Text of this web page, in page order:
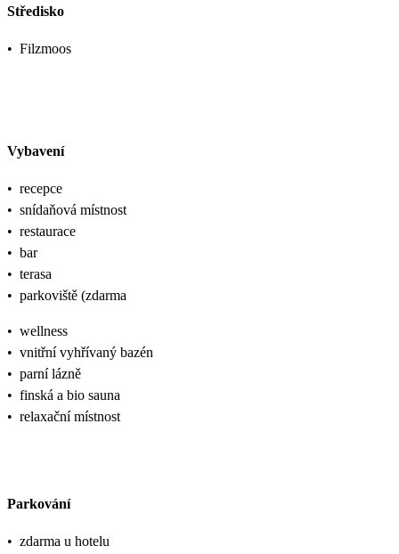
Středisko
• Filzmoos
Vybavení
• recepce
• snídaňová místnost
• restaurace
• bar
• terasa
• parkoviště (zdarma
• wellness
• vnitřní vyhřívaný bazén
• parní lázně
• finská a bio sauna
• relaxační místnost
Parkování
• zdarma u hotelu